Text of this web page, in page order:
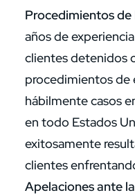
Procedimientos de
años de
clientes detenidos
procedimientos de
hábilmente casos
en todo Estados
exitosamente
clientes
Apelaciones ante